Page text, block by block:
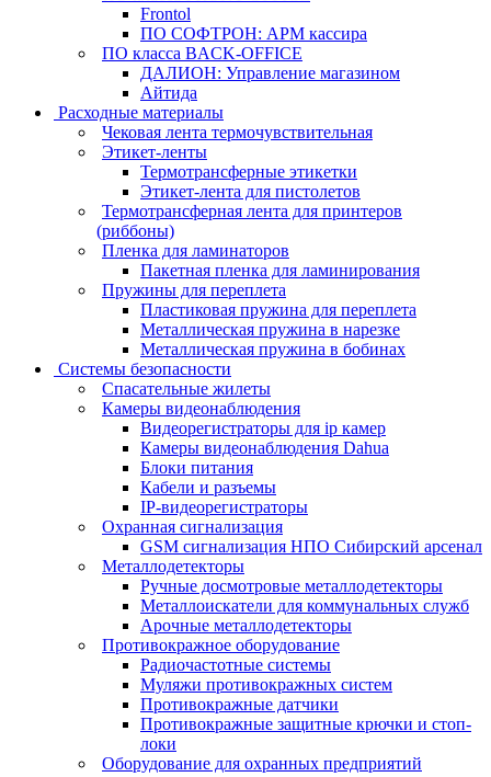
Frontol
ПО СОФТРОН: АРМ кассира
ПО класса BACK-OFFICE
ДАЛИОН: Управление магазином
Айтида
Расходные материалы
Чековая лента термочувствительная
Этикет-ленты
Термотрансферные этикетки
Этикет-лента для пистолетов
Термотрансферная лента для принтеров
(риббоны)
Пленка для ламинаторов
Пакетная пленка для ламинирования
Пружины для переплета
Пластиковая пружина для переплета
Металлическая пружина в нарезке
Металлическая пружина в бобинах
Системы безопасности
Спасательные жилеты
Камеры видеонаблюдения
Видеорегистраторы для ip камер
Камеры видеонаблюдения Dahua
Блоки питания
Кабели и разъемы
IP-видеорегистраторы
Охранная сигнализация
GSM сигнализация НПО Сибирский арсенал
Металлодетекторы
Ручные досмотровые металлодетекторы
Металлоискатели для коммунальных служб
Арочные металлодетекторы
Противокражное оборудование
Радиочастотные системы
Муляжи противокражных систем
Противокражные датчики
Противокражные защитные крючки и стоп-
локи
Оборудование для охранных предприятий